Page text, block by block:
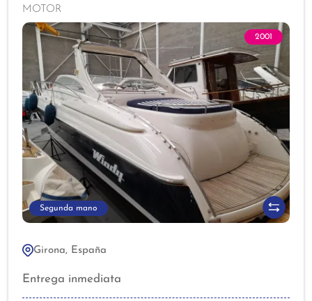
2001
Segunda mano
MOTOR
Girona, España
Entrega inmediata